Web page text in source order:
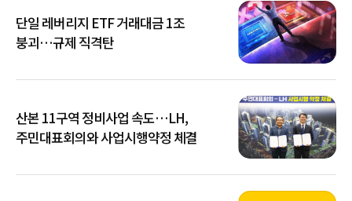
단일 레버리지 ETF 거래대금 1조
붕괴…규제 직격탄
산본 11구역 정비사업 속도…LH,
주민대표회의와 사업시행약정 체결